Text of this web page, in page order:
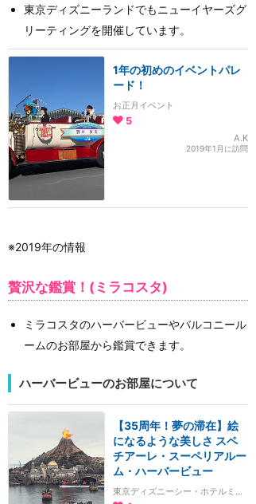
東京ディズニーランドでもニューイヤーズグ
リーティングを開催しています。
1年の初めのイベントパレ
ード！
お正月イベント
5
A.K
2019年1月に訪問
※2019年の情報
贅沢な鑑賞！(ミラコスタ)
ミラコスタのハーバービューやバルコニール
ームのお部屋から鑑賞できます。
ハーバービューのお部屋について
【35周年！夢の滞在】絵
になるような美しさ スペ
チアーレ・スーペリアルー
ム・ハーバービュー
東京ディズニーシー・ホテルミラコスタ